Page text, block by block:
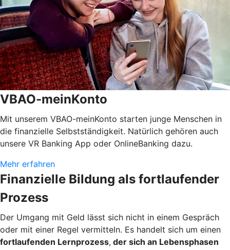
VBAO-meinKonto
Mit unserem VBAO-meinKonto starten junge Menschen in
die finanzielle Selbstständigkeit. Natürlich gehören auch
unsere VR Banking App oder OnlineBanking dazu.
Mehr erfahren
Finanzielle Bildung als fortlaufender
Prozess
Der Umgang mit Geld lässt sich nicht in einem Gespräch
oder mit einer Regel vermitteln. Es handelt sich um einen
fortlaufenden Lernprozess, der sich an Lebensphasen